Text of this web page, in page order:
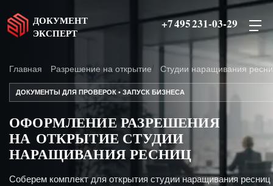
ДОКУМЕНТ
ЭКСПЕРТ
+7 495 231-03-29
Главная Разрешение на открытие Студии наращивания
ДОКУМЕНТЫ ДЛЯ ПРОВЕРОК • ЗАПУСК БИЗНЕСА
ОФОРМЛЕНИЕ РАЗРЕШЕНИЯ
НА ОТКРЫТИЕ СТУДИИ
НАРАЩИВАНИЯ РЕСНИЦ
Соберем комплект для открытия студии наращивания ресниц